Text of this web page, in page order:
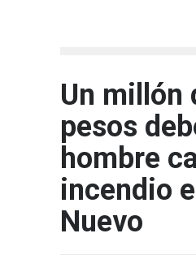
Un millón
pesos
hombre
incendio
Nuevo